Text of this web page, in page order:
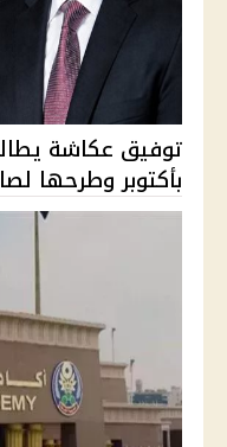
بأكتوبر وطرحها